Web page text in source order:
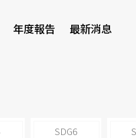
年度報告 最新消息
SDG6